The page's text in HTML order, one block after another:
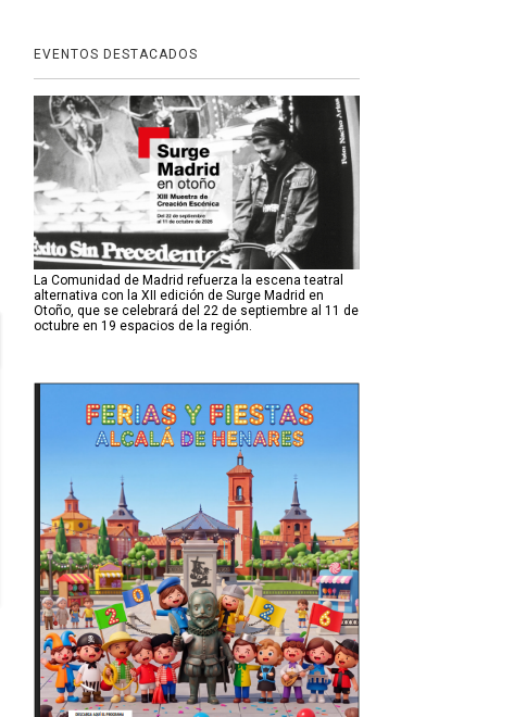
EVENTOS DESTACADOS
La Comunidad de Madrid refuerza la escena teatral
alternativa con la XII edición de Surge Madrid en
Otoño, que se celebrará del 22 de septiembre al 11 de
octubre en 19 espacios de la región.